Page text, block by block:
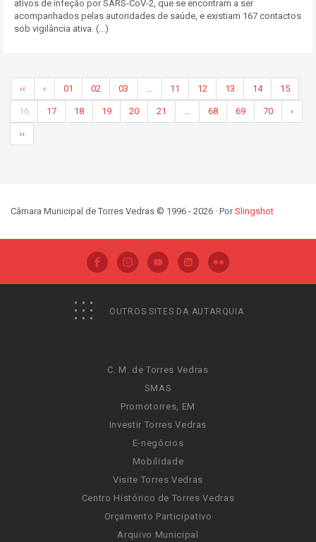
ativos de infeção por SARS-CoV-2, que se encontram a ser
acompanhados pelas autoridades de saúde, e existiam 167 contactos
sob vigilância ativa. (...)
‹‹ ‹ 01 02 03 … 11 12 13 14 15
16 17 18 19 20 21 … 68 69 70 ›
››
Câmara Municipal de Torres Vedras © 1996 - 2026 · PorSlingshot
OUTROS SITES DA AUTARQUIA
C. M. de Torres Vedras
SMAS
Promotorres, EM
Investir Torres Vedras
E-negócios
Mobilidade
Visite Torres Vedras
Centro Histórico de Torres Vedras
Orçamento Participativo
Arquivo Municipal